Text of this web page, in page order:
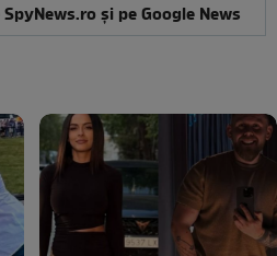
și pe Google News